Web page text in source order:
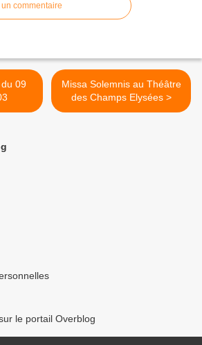
commentaire
Missa Solemnis au Théâtre
des Champs Elysées >
le portail Overblog